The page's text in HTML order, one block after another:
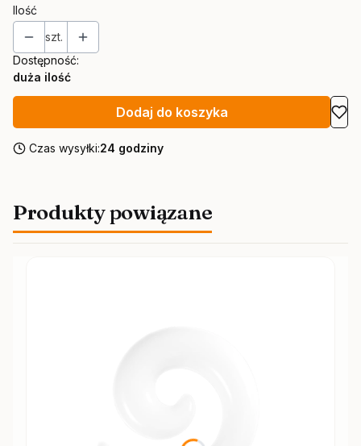
Ilość
szt.
Dostępność:
duża ilość
Dodaj do koszyka
Czas wysyłki:24 godziny
Produkty powiązane